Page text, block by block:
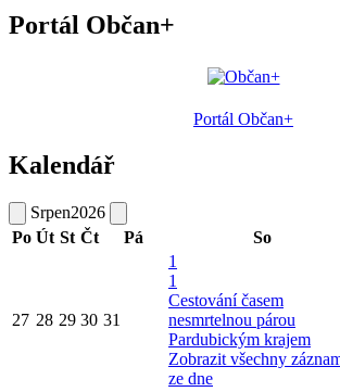
Portál Občan+
Portál Občan+
Kalendář
Srpen2026
Po Út St Čt Pá So
27 28 29 30 31
1
1
Cestování časem
nesmrtelnou párou
Pardubickým krajem
Zobrazit všechny
ze dne